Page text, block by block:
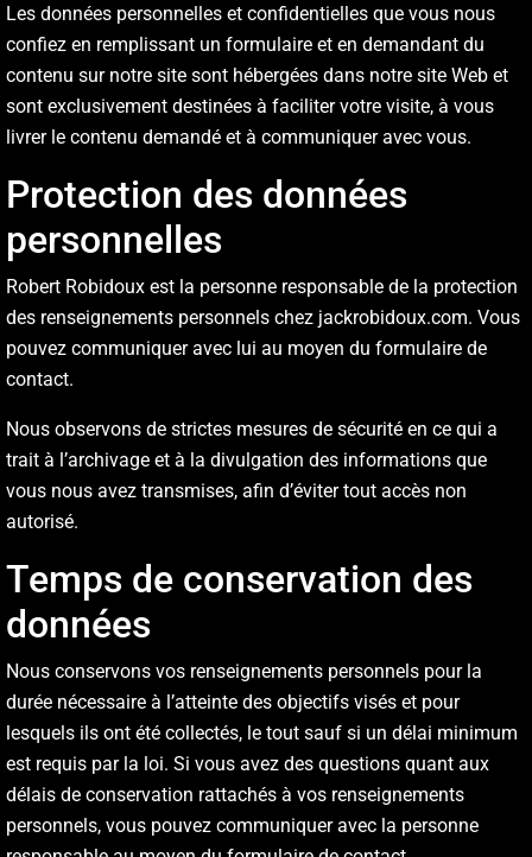
Les données personnelles et confidentielles que vous nous
confiez en remplissant un formulaire et en demandant du
contenu sur notre site sont hébergées dans notre site Web et
sont exclusivement destinées à faciliter votre visite, à vous
livrer le contenu demandé et à communiquer avec vous.
Protection des données
personnelles
Robert Robidoux est la personne responsable de la protection
des renseignements personnels chez jackrobidoux.com. Vous
pouvez communiquer avec lui au moyen du formulaire de
contact.
Nous observons de strictes mesures de sécurité en ce qui a
trait à l’archivage et à la divulgation des informations que
vous nous avez transmises, afin d’éviter tout accès non
autorisé.
Temps de conservation des
données
Nous conservons vos renseignements personnels pour la
durée nécessaire à l’atteinte des objectifs visés et pour
lesquels ils ont été collectés, le tout sauf si un délai minimum
est requis par la loi. Si vous avez des questions quant aux
délais de conservation rattachés à vos renseignements
personnels, vous pouvez communiquer avec la personne